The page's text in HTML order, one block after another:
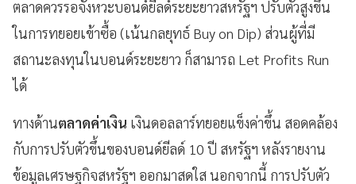
ตลาดควรรอจังหวะบอนด์ยีลด์ระยะยาวสหรัฐฯ ปรับตัวสูงขึ้น
ในการทยอยเข้าซื้อ (เน้นกลยุทธ์ Buy on Dip) ส่วนผู้ที่มี
สถานะลงทุนในบอนด์ระยะยาว ก็สามารถ Let Profits Run
ได้
ทางด้านตลาดค่าเงิน เงินดอลลาร์ทยอยแข็งค่าขึ้น สอดคล้อง
กับการปรับตัวขึ้นของบอนด์ยีลด์ 10 ปี สหรัฐฯ หลังรายงาน
ข้อมูลเศรษฐกิจสหรัฐฯ ออกมาสดใส นอกจากนี้ การปรับตัว